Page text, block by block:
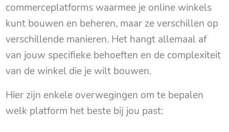
commerceplatforms waarmee je online winkels
kunt bouwen en beheren, maar ze verschillen op
verschillende manieren. Het hangt allemaal af
van jouw specifieke behoeften en de complexiteit
van de winkel die je wilt bouwen.
Hier zijn enkele overwegingen om te bepalen
welk platform het beste bij jou past: